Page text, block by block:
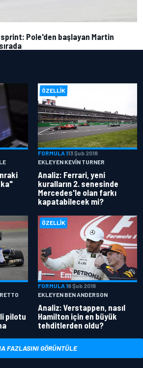
sprint: Pole'den başlayan Martin
ÖZELLIK
FORMULA 113 Şub 2018
EKLEYEN KEVIN TURNER
Analiz: Ferrari, yeni
kuralların 2. senesinde
Mercedes'le olan farkı
kapatabilecek mi?
pilotu
ÖZELLIK
FORMULA 16 Şub 2018
EKLEYEN BEN ANDERSON
Analiz: Verstappen, nasıl
Hamilton için en büyük
tehditlerden oldu?
FAZLASINI GÖRÜNTÜLE